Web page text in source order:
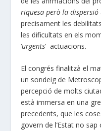
riquesa però la
precisament les
les dificultats en els
‘urgents’ actuacions.
El congrés finalitzà el
un sondeig de
percepció de molts
està immersa en una
precedents, que les
govern de l’Estat no